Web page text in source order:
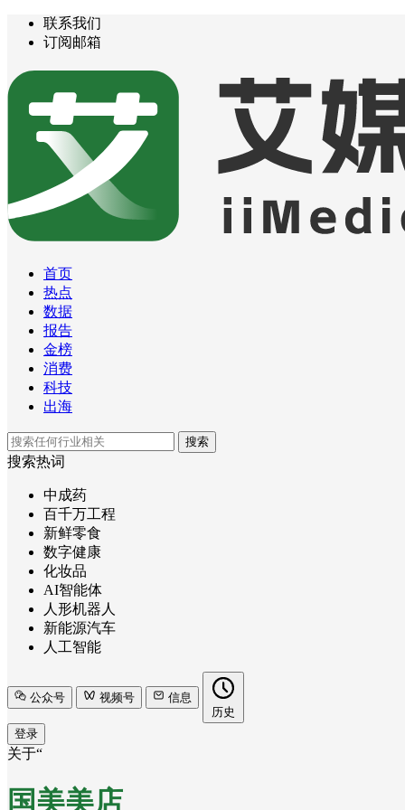
联系我们
订阅邮箱
首页
热点
数据
报告
金榜
消费
科技
出海
搜索
搜索热词
中成药
百千万工程
新鲜零食
数字健康
化妆品
AI智能体
人形机器人
新能源汽车
人工智能
公众号 视频号
信息
历史
登录
关于“
国美美店